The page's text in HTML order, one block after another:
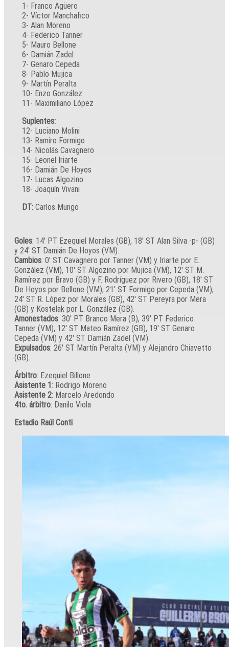
1- Franco Agüero
2- Víctor Manchafico
3- Alan Moreno
4- Federico Tanner
5- Mauro Bellone
6- Damián Zadel
7- Genaro Cepeda
8- Pablo Mujica
9- Martín Peralta
10- Enzo González
11- Maximiliano López
Suplentes:
12- Luciano Molini
13- Ramiro Formigo
14- Nicolás Cavagnero
15- Leonel Iriarte
16- Damián De Hoyos
17- Lucas Algozino
18- Joaquín Vivani
DT: Carlos Mungo
Goles: 14′ PT Ezequiel Morales (GB), 18′ ST Alan Silva -p- (GB)
y 24′ ST Damián De Hoyos (VM).
Cambios: 0′ ST Cavagnero por Tanner (VM) y Iriarte por E.
González (VM), 10′ ST Algozino por Mujica (VM), 12′ ST M.
Ramírez por Bravo (GB) y F. Rodríguez por Rivero (GB), 18′ ST
De Hoyos por Bellone (VM), 21′ ST Formigo por Cepeda (VM),
24′ ST R. López por Morales (GB), 42′ ST Pereyra por Mera
(GB) y Kostelak por L. González (GB).
Amonestados: 30′ PT Branco Mera (B), 39′ PT Federico
Tanner (VM), 12′ ST Mateo Ramírez (GB), 19′ ST Genaro
Cepeda (VM) y 42′ ST Damián Zadel (VM).
Expulsados: 26′ ST Martín Peralta (VM) y Alejandro Chiavetto
(GB).
Árbitro: Ezequiel Billone
Asistente 1: Rodrigo Moreno
Asistente 2: Marcelo Aredondo
4to. árbitro: Danilo Viola
Estadio Raúl Conti